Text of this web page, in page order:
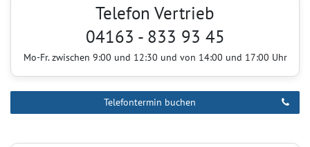
Telefon Vertrieb
04163 - 833 93 45
Mo-Fr. zwischen 9:00 und 12:30 und von 14:00 und 17:00 Uhr
Telefontermin buchen